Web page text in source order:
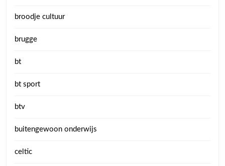
broodje cultuur
brugge
bt
bt sport
btv
buitengewoon onderwijs
celtic